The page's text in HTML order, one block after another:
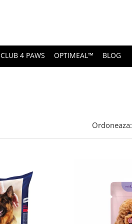
CLUB 4 PAWS OPTIMEAL™ BLOG
Ordoneaza: